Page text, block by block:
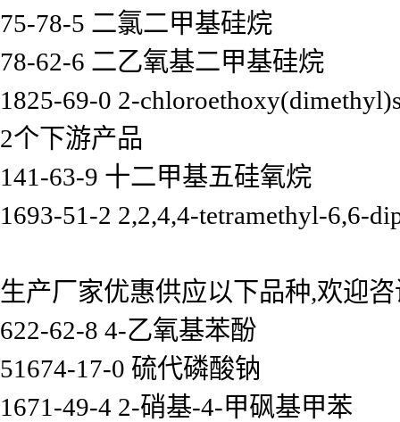
75-78-5 二氯二甲基硅烷
78-62-6 二乙氧基二甲基硅烷
1825-69-0 2-
2个下游产品
141-63-9 十二甲基五硅氧烷
1693-51-2 2,2,4,4-tetramethyl-6,6-
生产厂家优惠供应以下品种,欢迎
622-62-8 4-乙氧基苯酚
51674-17-0 硫代磷酸钠
1671-49-4 2-硝基-4-甲砜基甲苯